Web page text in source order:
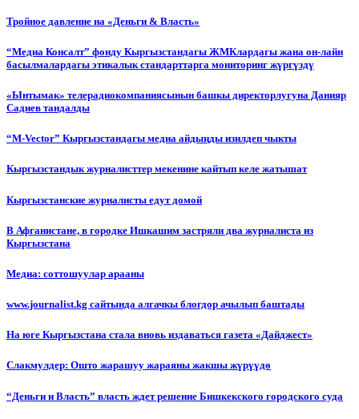
Тройное давление на «Деньги & Власть»
“Медиа Консалт” фонду Кыргызстандагы ЖМКлардагы жана он-лайн
басылмалардагы этикалык стандарттарга мониторинг жүргүздү
«Ынтымак» телерадиокомпаниясынын башкы директорлугуна Данияр
Садиев тандалды
“М-Vector” Кыргызстандагы медиа айдыңды изилдеп чыкты
Кыргызстандык журналисттер мекенине кайтып келе жатышат
Кыргызстанские журналисты едут домой
В Афганистане, в городке Ишкашим застряли два журналиста из
Кыргызстана
Медиа: соттошуулар арааны
www.journalist.kg сайтында алгачкы блогдор ачылып баштады
На юге Кыргызстана стала вновь издаваться газета «Дайджест»
Слакмулдер: Ошто жарашуу жараяны жакшы жүрүүдө
“Деньги и Власть” власть ждет решение Бишкекского городского суда